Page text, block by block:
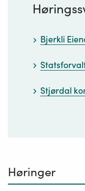
Bjerkli
Stjørdal
Høringer